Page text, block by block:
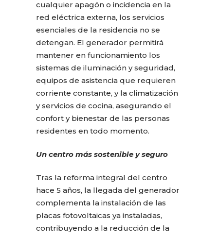
cualquier apagón o incidencia en la
red eléctrica externa, los servicios
esenciales de la residencia no se
detengan. El generador permitirá
mantener en funcionamiento los
sistemas de iluminación y seguridad,
equipos de asistencia que requieren
corriente constante, y la climatización
y servicios de cocina, asegurando el
confort y bienestar de las personas
residentes en todo momento.
Un centro más sostenible y seguro
Tras la reforma integral del centro
hace 5 años, la llegada del generador
complementa la instalación de las
placas fotovoltaicas ya instaladas,
contribuyendo a la reducción de la